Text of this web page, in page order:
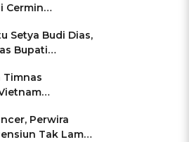
Cermin
Keamanan
Setya Budi Dias,
Bupati
Timnas
di Pakansari
Perwira
Tak Lama